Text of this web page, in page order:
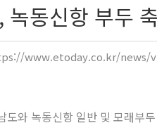
녹동신항 부두
www.etoday.co.kr/news/
도와 녹동신항 일반 및 모래부